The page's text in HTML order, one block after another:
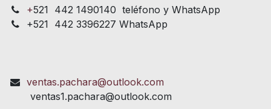
+521 442 1490140 teléfono y WhatsApp
+521 442 3396227 WhatsApp
ventas.pachara@outlook.com
ventas1.pachara@outlook.com